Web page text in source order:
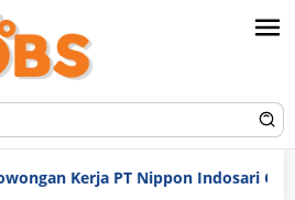
Kerja PT Nippon Indosari